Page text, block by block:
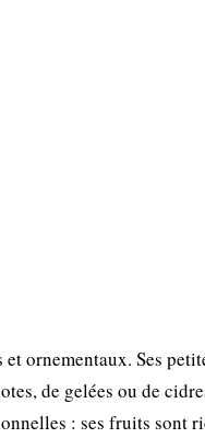
ornementaux. Ses
de gelées ou de
: ses fruits sont